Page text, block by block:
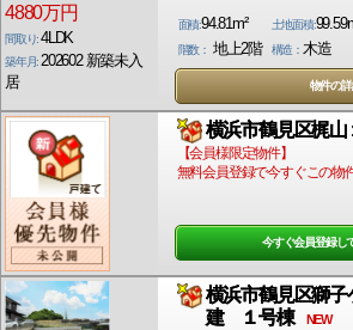
4880万円
間取り:4LDK
築年月: 202602 新築未入
居
面積:94.81m² 土地面積:
階数： 地上2階 構造： 木造
物件の
横浜市鶴見区梶
【会員様限定物件】
無料会員登録で今すぐこの物
今すぐ会員登録し
横浜市鶴見区獅
建 １号棟
NEW